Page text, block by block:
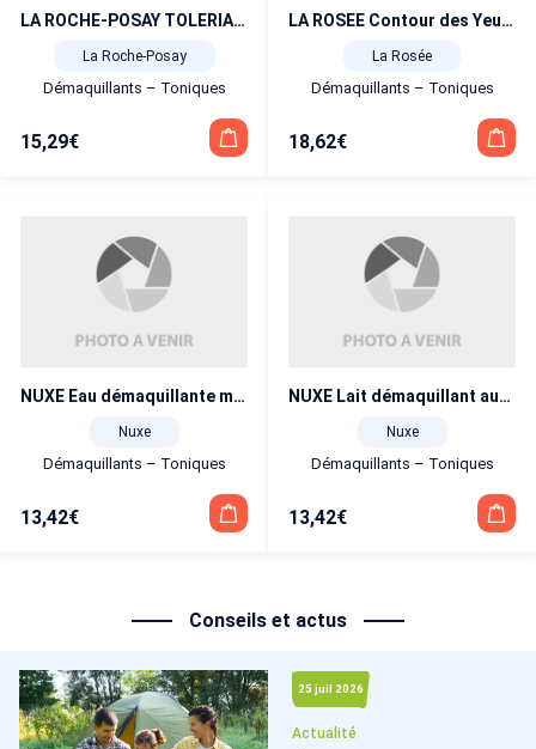
LA ROCHE-POSAY TOLERIANE DOSETTES DEMAQUILLANTES YEUX
La Roche-Posay
Démaquillants – Toniques
15,29€
LA ROSEE Contour des Yeux Défatigant à l’Aloe Vera BIO 15 ml
La Rosée
Démaquillants – Toniques
18,62€
NUXE Eau démaquillante micellaire aux 3 Roses 200 ml
Nuxe
Démaquillants – Toniques
13,42€
NUXE Lait démaquillant aux 3 Roses 200 ml
Nuxe
Démaquillants – Toniques
13,42€
Conseils et actus
25 juil 2026
Actualité